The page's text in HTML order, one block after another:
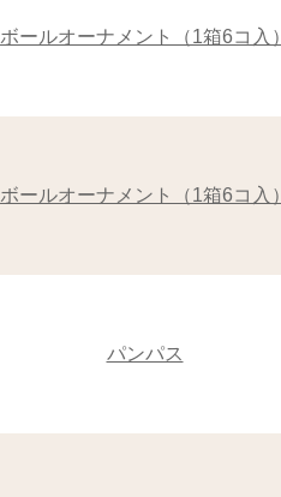
ボールオーナメント（1箱6コ入）
ボールオーナメント（1箱6コ入）
パンパス